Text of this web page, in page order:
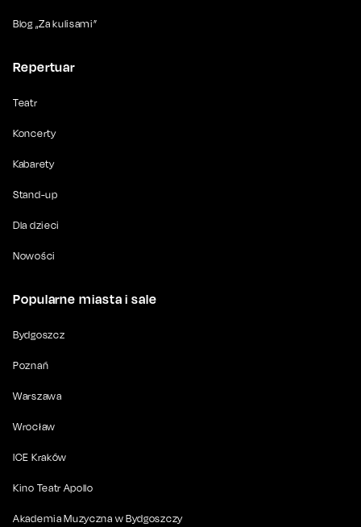
Blog „Za kulisami”
Repertuar
Teatr
Koncerty
Kabarety
Stand-up
Dla dzieci
Nowości
Popularne miasta i sale
Bydgoszcz
Poznań
Warszawa
Wrocław
ICE Kraków
Kino Teatr Apollo
Akademia Muzyczna w Bydgoszczy